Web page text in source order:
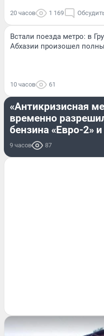
20 часов 1 169
Встали поезда метро: в
Абхазии произошел
10 часов 61
ЭКОНОМИКА
«Антикризисная
временно
бензина «Евро-2»
9 часов 87